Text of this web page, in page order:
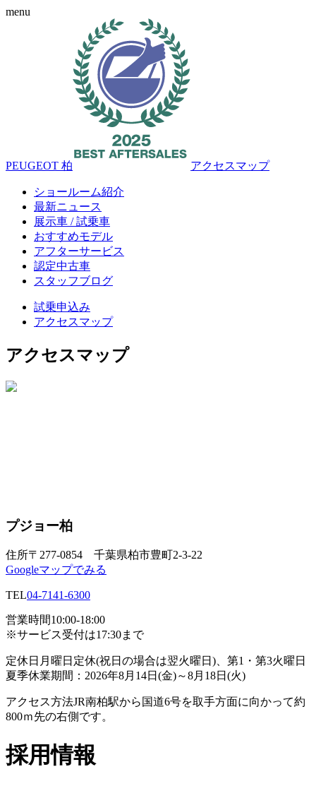
menu
PEUGEOT 柏 アクセスマップ
ショールーム紹介
最新ニュース
展示車 / 試乗車
おすすめモデル
アフターサービス
認定中古車
スタッフブログ
試乗申込み
アクセスマップ
アクセスマップ
プジョー柏
住所〒277-0854 千葉県柏市豊町2-3-22
Googleマップでみる
TEL04-7141-6300
営業時間10:00-18:00
※サービス受付は17:30まで
定休日 月曜日定休(祝日の場合は翌火曜日)、第1・第3火曜日
夏季休業期間：2026年8月14日(金)～8月18日(火)
アクセス方法JR南柏駅から国道6号を取手方面に向かって約
800ｍ先の右側です。
採用情報